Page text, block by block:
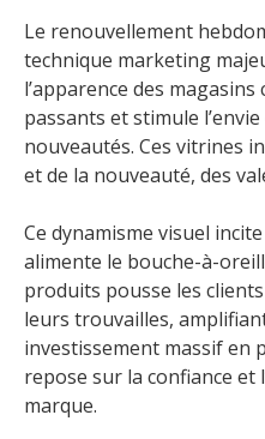
Le renouvellement
technique marketing
l’apparence des
passants et stimule
nouveautés. Ces vitrines
et de la nouveauté, des
Ce dynamisme visuel
alimente le bouche-à-
produits pousse les
leurs trouvailles,
investissement massif en
repose sur la confiance et
marque.